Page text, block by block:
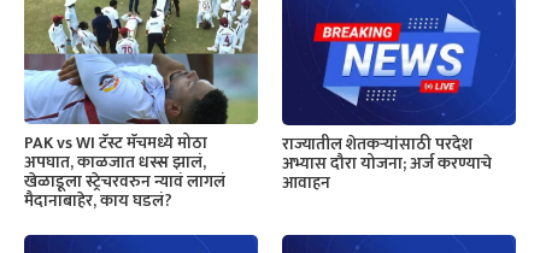
PAK vs WI टॅस्ट मॅचमध्ये मोठा
अपघात, काळजात धस्स झालं,
खेळाडूला स्ट्रेचरवरुन न्यावं लागलं
मैदानाबाहेर, काय घडलं?
राज्यातील शेतकऱ्यांसाठी परदेश
अभ्यास दौरा योजना; अर्ज करण्याचे
आवाहन